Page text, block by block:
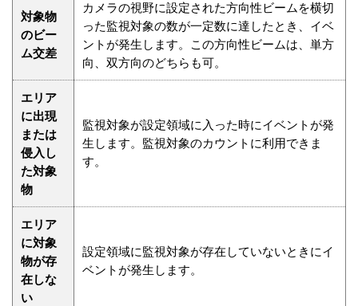
対象物
のビー
ム交差
カメラの視野に設定された方向性ビームを横切
った監視対象の数が一定数に達したとき、イベ
ントが発生します。この方向性ビームは、単方
向、双方向のどちらも可。
エリア
に出現
または
侵入し
た対象
物
監視対象が設定領域に入った時にイベントが発
生します。監視対象のカウントに利用できま
す。
エリア
に対象
物が存
在しな
い
設定領域に監視対象が存在していないときにイ
ベントが発生します。